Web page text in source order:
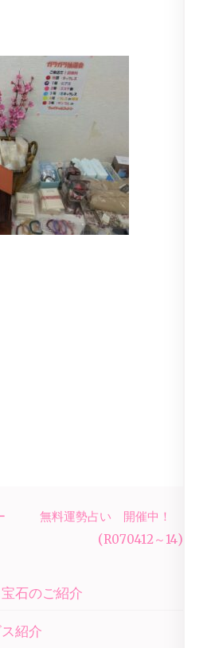
無料運勢占い 開催中！
(R070412～14)
石のご紹介
紹介